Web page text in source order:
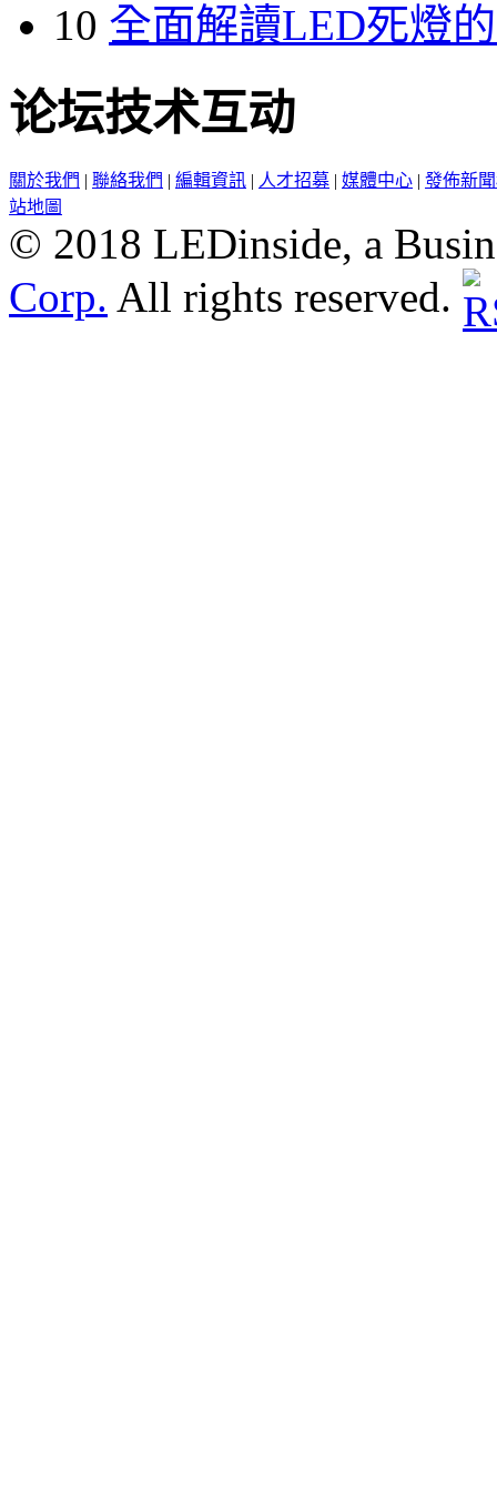
10 全面解讀LED死燈
论坛技术互动
關於我們 | 聯絡我們 | 編輯資訊 | 人才招募 | 媒體中心 | 發佈新
站地圖
© 2018 LEDinside, a
Corp. All rights reserved.